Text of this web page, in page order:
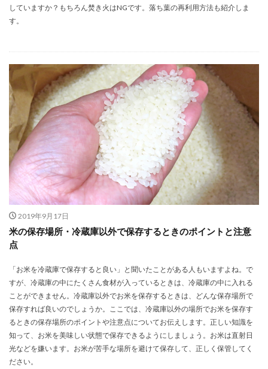
していますか？もちろん焚き火はNGです。落ち葉の再利用方法も紹介しま
す。
2019年9月17日
米の保存場所・冷蔵庫以外で保存するときのポイントと注意
点
「お米を冷蔵庫で保存すると良い」と聞いたことがある人もいますよね。で
すが、冷蔵庫の中にたくさん食材が入っているときは、冷蔵庫の中に入れる
ことができません。冷蔵庫以外でお米を保存するときは、どんな保存場所で
保存すれば良いのでしょうか。ここでは、冷蔵庫以外の場所でお米を保存す
るときの保存場所のポイントや注意点についてお伝えします。正しい知識を
知って、お米を美味しい状態で保存できるようにしましょう。お米は直射日
光などを嫌います。お米が苦手な場所を避けて保存して、正しく保管してく
ださい。